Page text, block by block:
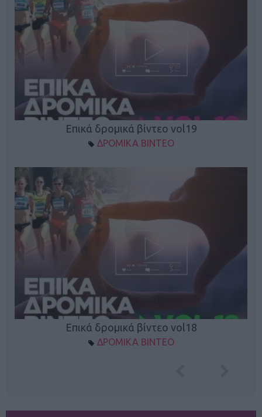
Επικά δρομικά βίντεο vol19
ΔΡΟΜΙΚΑ ΒΙΝΤΕΟ
Επικά δρομικά βίντεο vol18
ΔΡΟΜΙΚΑ ΒΙΝΤΕΟ